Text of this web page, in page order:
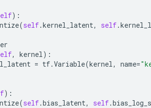
):
(self.kernel_latent, self.
, kernel):
= tf.Variable(kernel, name=
):
(self.bias_latent, self.